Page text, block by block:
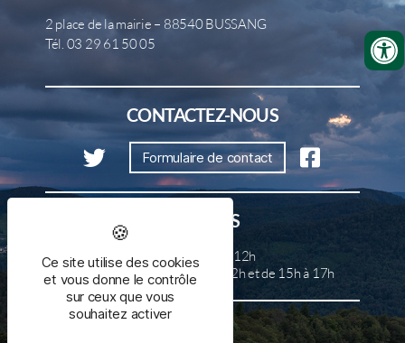
2 place de la mairie – 88540 BUSSANG
Tél. 03 29 61 50 05
CONTACTEZ-NOUS
Formulaire de contact
HORAIRES
Lundi, mercredi et samedi de 8h à 12h
Mardi, jeudi et vendredi de 8h à 12h et de 15h à 17h
Ce site utilise des cookies
et vous donne le contrôle
sur ceux que vous
souhaitez activer